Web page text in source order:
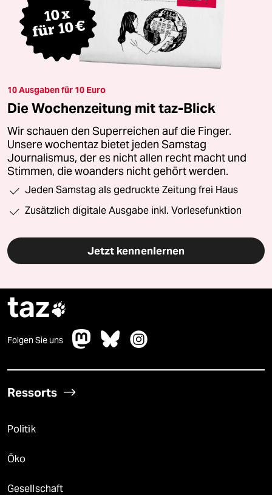
10 Ausgaben für 10 Euro
Die Wochenzeitung mit taz-Blick
Wir schauen den Superreichen auf die Finger.
Unsere wochentaz bietet jeden Samstag
Journalismus, der es nicht allen recht macht und
Stimmen, die woanders nicht gehört werden.
Jeden Samstag als gedruckte Zeitung frei Haus
Zusätzlich digitale Ausgabe inkl. Vorlesefunktion
Jetzt kennenlernen
taz
Folgen Sie uns
Ressorts
Politik
Öko
Gesellschaft